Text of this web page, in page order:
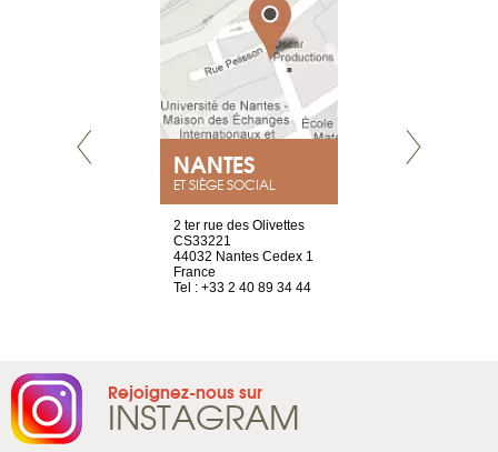
NANTES
ET SIÈGE SOCIAL
2 ter rue des Olivettes
CS33221
44032 Nantes Cedex 1
France
Tel : +33 2 40 89 34 44
Rejoignez-nous sur
INSTAGRAM